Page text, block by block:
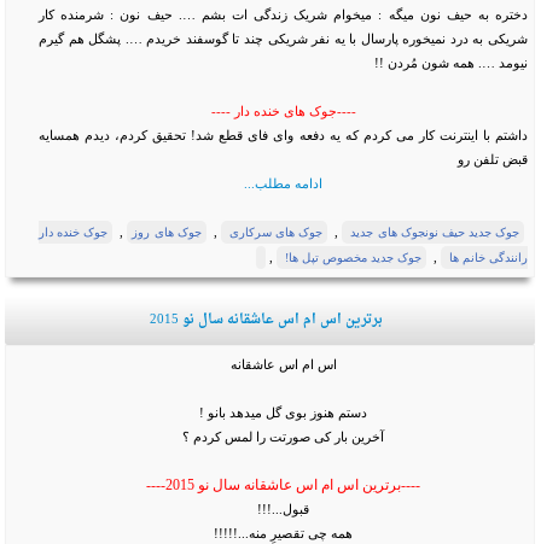
دختره به حیف نون میگه : میخوام شریک زندگی ات بشم …. حیف نون : شرمنده کار
شریکی به درد نمیخوره پارسال با یه نفر شریکی چند تا گوسفند خریدم …. پشگل هم گیرم
نیومد …. همه شون مُردن !!
----جوک های خنده دار ----
ﺩﺍﺷﺘﻢ ﺑﺎ ﺍﯾﻨﺘﺮﻧﺖ ﮐﺎﺭ می کرﺩﻡ ﮐﻪ ﯾﻪ ﺩﻓﻌﻪ ﻭﺍﯼ ﻓﺎﯼ ﻗﻄﻊ ﺷﺪ! ﺗﺤﻘﯿﻖ ﮐﺮﺩﻡ، ﺩﯾﺪﻡ ﻫﻤﺴﺎﯾﻪ
ﻗﺒﺾ ﺗﻠﻔﻦ ﺭﻭ
ادامه مطلب...
جوک جدید حیف نونجوک های جدید جوک های سرکاری جوک های روز
جوک خنده دار
رانندگی خانم ها
جوک جدید مخصوص تپل ها!
برترین اس ام اس عاشقانه سال نو 2015
اس ام اس عاشقانه
ﺩﺳﺘﻢ ﻫﻨﻮﺯ ﺑﻮﯼ ﮔﻞ ﻣﯿﺪﻫﺪ ﺑﺎﻧﻮ !
ﺁﺧﺮﯾﻦ ﺑﺎﺭ ﮐﯽ ﺻﻮﺭﺗﺖ ﺭﺍ ﻟﻤﺲ ﮐﺮﺩﻡ ؟
----برترین اس ام اس عاشقانه سال نو 2015----
قبول...!!!
همه چی تقصیرِ منه...!!!!!